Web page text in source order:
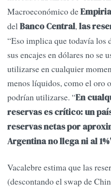
Macroeconómico de
delBanco Central,las
“Eso implica que todavía los
sus encajes en dólares no se
utilizarse en cualquier
menos líquidos, como el oro
podrían utilizarse. “En
reservas es crítico: un
reservas netas por
Argentina no llega ni al
Vacalebre estima que las
(descontando el swap de